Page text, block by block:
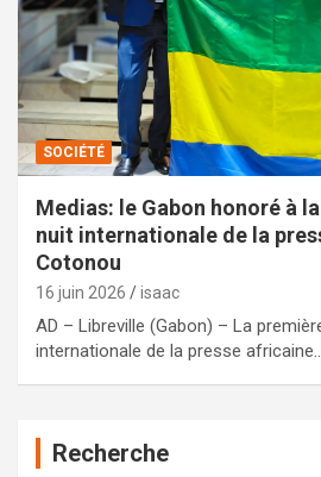
SOCIÉTÉ
Medias: le Gabon honoré à
nuit internationale de la
Cotonou
16 juin 2026 isaac
AD – Libreville (Gabon) – La
internationale de la presse
Recherche